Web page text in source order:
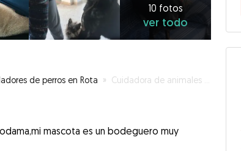
10 fotos
ver todo
de perros en Rota » Cuidadora de animales con titulación.
mascota es un bodeguero muy